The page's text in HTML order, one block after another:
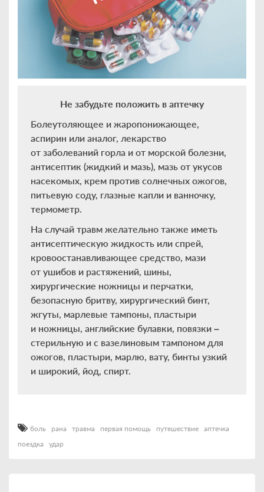
Не забудьте положить в аптечку
Болеутоляющее и жаропонижающее,
аспирин или аналог, лекарство
от заболеваний горла и от морской болезни,
антисептик (жидкий и мазь), мазь от укусов
насекомых, крем против солнечных ожогов,
питьевую соду, глазные капли и ванночку,
термометр.
На случай травм желательно также иметь
антисептическую жидкость или спрей,
кровоостанавливающее средство, мази
от ушибов и растяжений, шины,
хирургические ножницы и перчатки,
безопасную бритву, хирургический бинт,
жгуты, марлевые тампоны, пластыри
и ножницы, английские булавки, повязки –
стерильную и с вазелиновым тампоном для
ожогов, пластыри, марлю, вату, бинты узкий
и широкий, йод, спирт.
боль рана травма первая помощь путешествие аптечка
поездка
удар